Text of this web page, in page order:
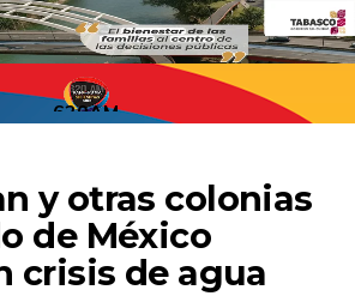
620AM
y otras colonias
de México
crisis de agua